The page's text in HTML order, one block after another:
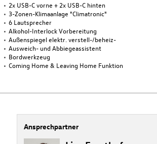
2x USB-C vorne + 2x USB-C hinten
3-Zonen-Klimaanlage "Climatronic"
6 Lautsprecher
Alkohol-Interlock Vorbereitung
Außenspiegel elektr. verstell-/beheiz-
Ausweich- und Abbiegeassistent
Bordwerkzeug
Coming Home & Leaving Home Funktion
Ansprechpartner